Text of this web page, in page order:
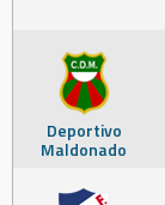
Deportivo
Maldonado